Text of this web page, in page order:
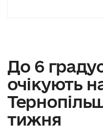
До 6
очікують
тижня